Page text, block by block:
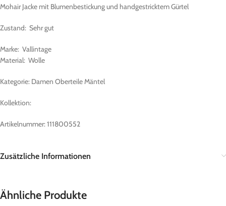
Mohair Jacke mit Blumenbestickung und handgestricktem Gürtel
Zustand: Sehr gut
Marke: Vallintage
Material: Wolle
Kategorie: Damen Oberteile Mäntel
Kollektion:
Artikelnummer: 111800552
Zusätzliche Informationen
Ähnliche Produkte